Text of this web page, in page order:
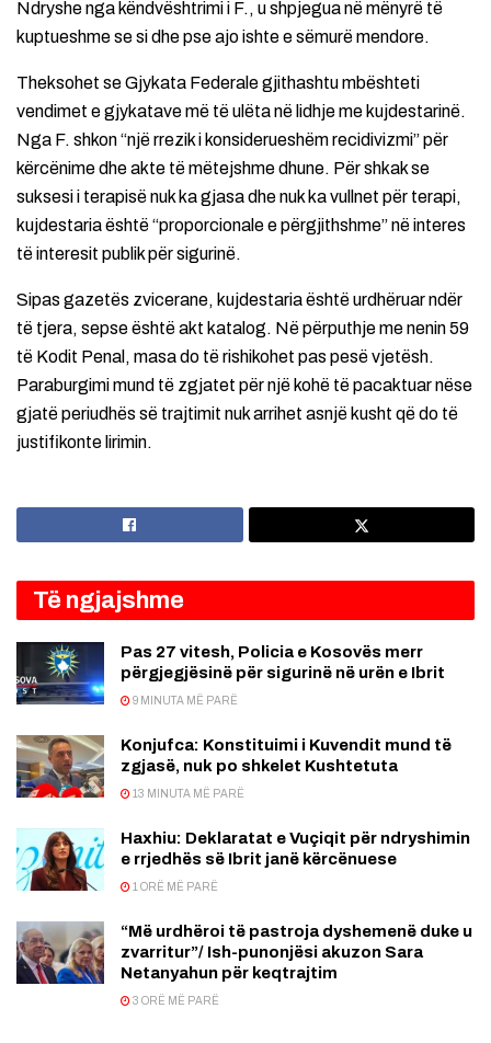
Ndryshe nga këndvështrimi i F., u shpjegua në mënyrë të
kuptueshme se si dhe pse ajo ishte e sëmurë mendore.
Theksohet se Gjykata Federale gjithashtu mbështeti
vendimet e gjykatave më të ulëta në lidhje me kujdestarinë.
Nga F. shkon “një rrezik i konsiderueshëm recidivizmi” për
kërcënime dhe akte të mëtejshme dhune. Për shkak se
suksesi i terapisë nuk ka gjasa dhe nuk ka vullnet për terapi,
kujdestaria është “proporcionale e përgjithshme” në interes
të interesit publik për sigurinë.
Sipas gazetës zvicerane, kujdestaria është urdhëruar ndër
të tjera, sepse është akt katalog. Në përputhje me nenin 59
të Kodit Penal, masa do të rishikohet pas pesë vjetësh.
Paraburgimi mund të zgjatet për një kohë të pacaktuar nëse
gjatë periudhës së trajtimit nuk arrihet asnjë kusht që do të
justifikonte lirimin.
Të ngjajshme
Pas 27 vitesh, Policia e Kosovës merr
përgjegjësinë për sigurinë në urën e Ibrit
9 MINUTA MË PARË
Konjufca: Konstituimi i Kuvendit mund të
zgjasë, nuk po shkelet Kushtetuta
13 MINUTA MË PARË
Haxhiu: Deklaratat e Vuçiqit për ndryshimin
e rrjedhës së Ibrit janë kërcënuese
1 ORË MË PARË
“Më urdhëroi të pastroja dyshemenë duke u
zvarritur”/ Ish-punonjësi akuzon Sara
Netanyahun për keqtrajtim
3 ORË MË PARË